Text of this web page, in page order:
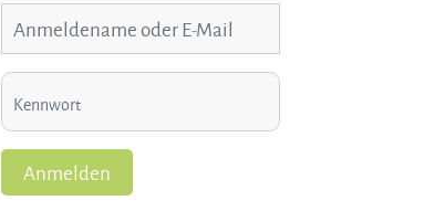
Kennwort
Anmelden